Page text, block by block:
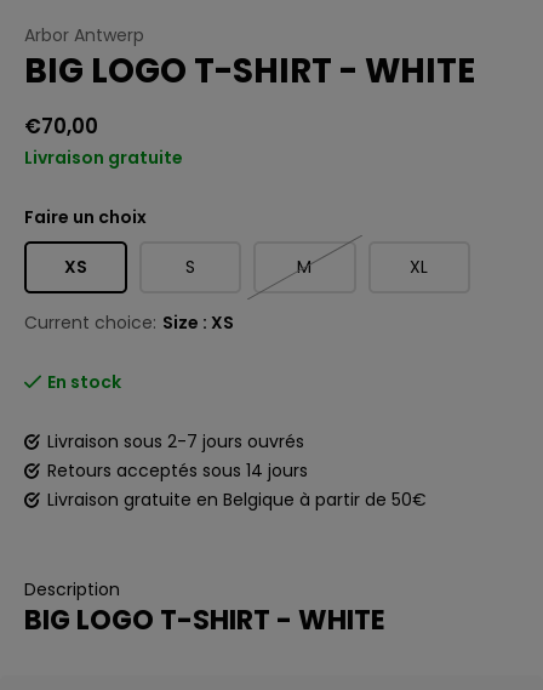
Arbor Antwerp
BIG LOGO T-SHIRT - WHITE
€70,00
Livraison gratuite
Faire un choix
XS S M XL
Current choice: Size : XS
En stock
Livraison sous 2-7 jours ouvrés
Retours acceptés sous 14 jours
Livraison gratuite en Belgique à partir de 50€
Description
BIG LOGO T-SHIRT - WHITE